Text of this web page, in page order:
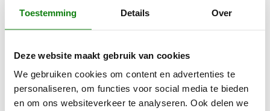
Toestemming Details Over
Deze website maakt gebruik van cookies
We gebruiken cookies om content en advertenties te
personaliseren, om functies voor social media te bieden
en om ons websiteverkeer te analyseren. Ook delen we
Max. autonomie AP 300 accu